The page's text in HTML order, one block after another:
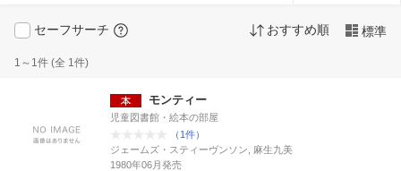
セーフサーチ おすすめ順 標準
1～1件 (全 1件)
モンティー
児童図書館・絵本の部屋
（1件）
ジェームズ・スティーヴンソン, 麻生九美
1980年06月発売